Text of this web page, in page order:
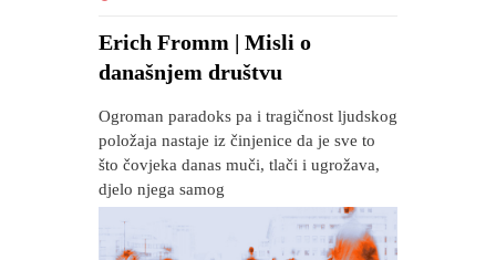
Erich Fromm | Misli o
današnjem društvu
Ogroman paradoks pa i tragičnost ljudskog
položaja nastaje iz činjenice da je sve to
što čovjeka danas muči, tlači i ugrožava,
djelo njega samog